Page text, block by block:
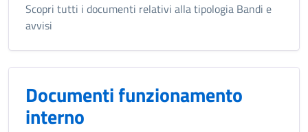
Scopri tutti i documenti relativi alla tipologia Bandi e
avvisi
Documenti funzionamento
interno